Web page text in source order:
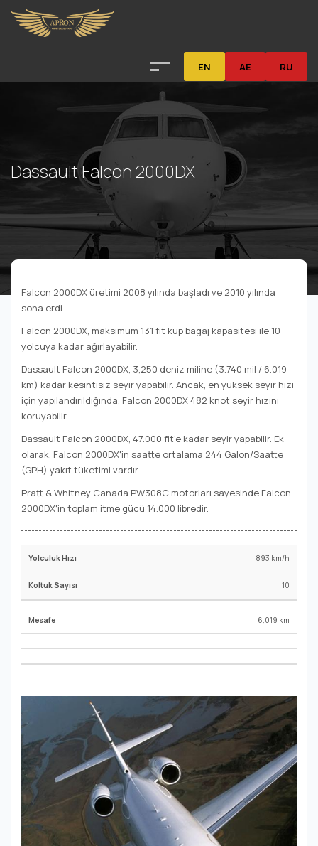
EN AE RU
Dassault Falcon 2000DX
Falcon 2000DX üretimi 2008 yılında başladı ve 2010 yılında
sona erdi.
Falcon 2000DX, maksimum 131 fit küp bagaj kapasitesi ile 10
yolcuya kadar ağırlayabilir.
Dassault Falcon 2000DX, 3,250 deniz miline (3.740 mil / 6.019
km) kadar kesintisiz seyir yapabilir. Ancak, en yüksek seyir hızı
için yapılandırıldığında, Falcon 2000DX 482 knot seyir hızını
koruyabilir.
Dassault Falcon 2000DX, 47.000 fit'e kadar seyir yapabilir. Ek
olarak, Falcon 2000DX'in saatte ortalama 244 Galon/Saatte
(GPH) yakıt tüketimi vardır.
Pratt & Whitney Canada PW308C motorları sayesinde Falcon
2000DX'in toplam itme gücü 14.000 libredir.
893 km/h
10
6,019 km